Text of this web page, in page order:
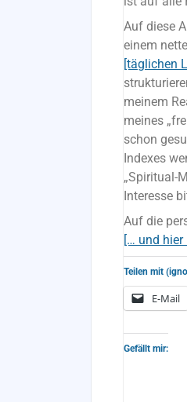
Auf diese
einem
[täglichen
meinem
meines
schon
Indexes
„Spiritual-
Interesse
Auf die
[… und hier
Teilen mit
E-Mail
Gefällt mir: